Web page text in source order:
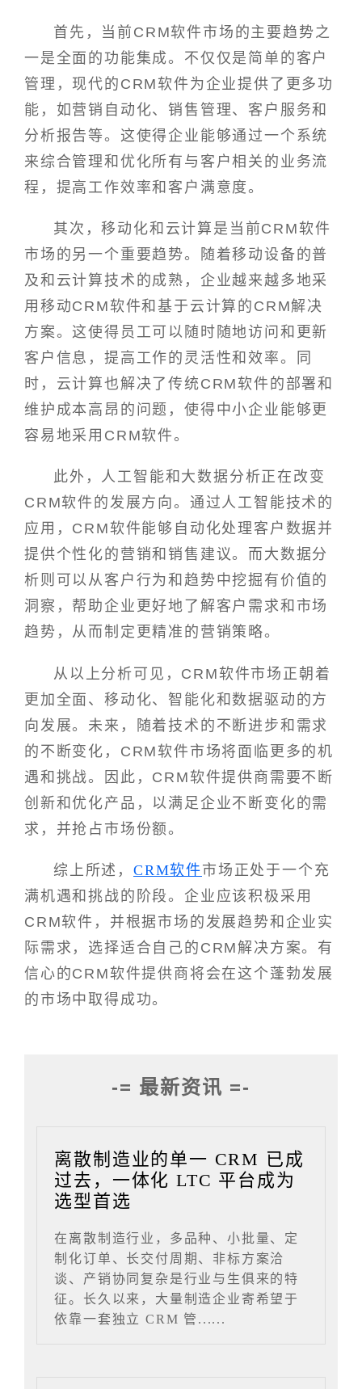
首先，当前CRM软件市场的主要趋势之
一是全面的功能集成。不仅仅是简单的客户
管理，现代的CRM软件为企业提供了更多功
能，如营销自动化、销售管理、客户服务和
分析报告等。这使得企业能够通过一个系统
来综合管理和优化所有与客户相关的业务流
程，提高工作效率和客户满意度。
其次，移动化和云计算是当前CRM软件
市场的另一个重要趋势。随着移动设备的普
及和云计算技术的成熟，企业越来越多地采
用移动CRM软件和基于云计算的CRM解决
方案。这使得员工可以随时随地访问和更新
客户信息，提高工作的灵活性和效率。同
时，云计算也解决了传统CRM软件的部署和
维护成本高昂的问题，使得中小企业能够更
容易地采用CRM软件。
此外，人工智能和大数据分析正在改变
CRM软件的发展方向。通过人工智能技术的
应用，CRM软件能够自动化处理客户数据并
提供个性化的营销和销售建议。而大数据分
析则可以从客户行为和趋势中挖掘有价值的
洞察，帮助企业更好地了解客户需求和市场
趋势，从而制定更精准的营销策略。
从以上分析可见，CRM软件市场正朝着
更加全面、移动化、智能化和数据驱动的方
向发展。未来，随着技术的不断进步和需求
的不断变化，CRM软件市场将面临更多的机
遇和挑战。因此，CRM软件提供商需要不断
创新和优化产品，以满足企业不断变化的需
求，并抢占市场份额。
综上所述， CRM软件市场正处于一个充
满机遇和挑战的阶段。企业应该积极采用
CRM软件，并根据市场的发展趋势和企业实
际需求，选择适合自己的CRM解决方案。有
信心的CRM软件提供商将会在这个蓬勃发展
的市场中取得成功。
-= 最新资讯 =-
离散制造业的单一 CRM 已成
过去，一体化 LTC 平台成为
选型首选
在离散制造行业，多品种、小批量、定
制化订单、长交付周期、非标方案洽
谈、产销协同复杂是行业与生俱来的特
征。长久以来，大量制造企业寄希望于
依靠一套独立 CRM 管......